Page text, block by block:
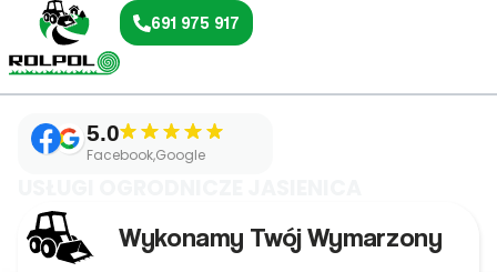
691 975 917
5.0
Facebook,Google
Wykonamy Twój Wymarzony